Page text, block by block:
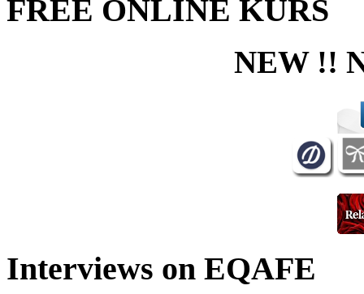
FREE ONLINE KURS
NEW !!
Interviews on EQAFE